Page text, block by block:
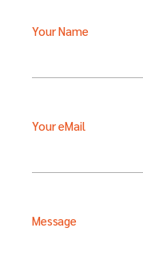
Your Name
Your eMail
Message